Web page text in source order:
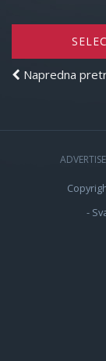
Napredna
ADVERTISE
-